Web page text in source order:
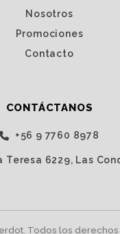
Nosotros
Promociones
Contacto
CONTÁCTANOS
‭+56 9 7760 8978‬
Teresa 6229, Las
Todos los